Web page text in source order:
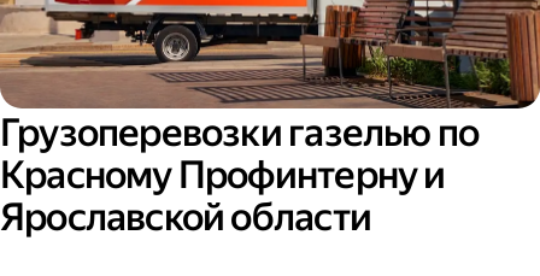
Грузоперевозки газелью по
Красному Профинтерну и
Ярославской области